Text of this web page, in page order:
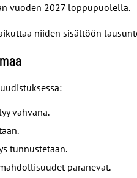
vuoden 2027 loppupuolella.
niiden sisältöön
vahvana.
tunnustetaan.
paranevat.